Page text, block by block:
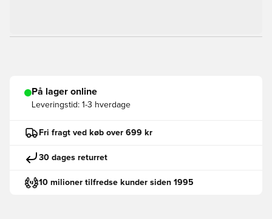
På lager online
Leveringstid: 1-3 hverdage
Fri fragt ved køb over 699 kr
30 dages returret
10 milioner tilfredse kunder siden 1995